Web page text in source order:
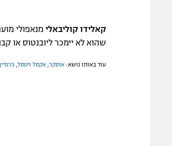
קאלידו קוליבאלי מנאפולי מועמד לעבור
שהוא לא יימכר ליובנטוס או
עוד באותו נושא: אוסקר אקסל ויטסל